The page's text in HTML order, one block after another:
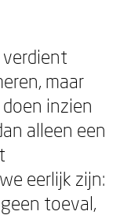
verdient
maar
inzien
alleen een
eerlijk zijn:
toeval,